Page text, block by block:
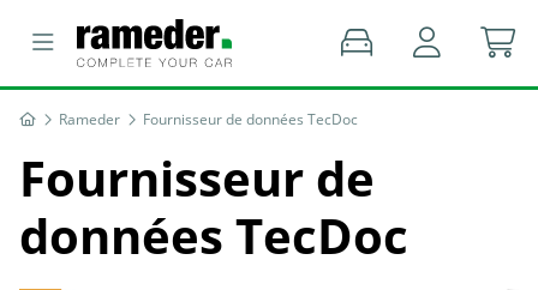
Rameder Fournisseur de données TecDoc
Fournisseur de
données TecDoc